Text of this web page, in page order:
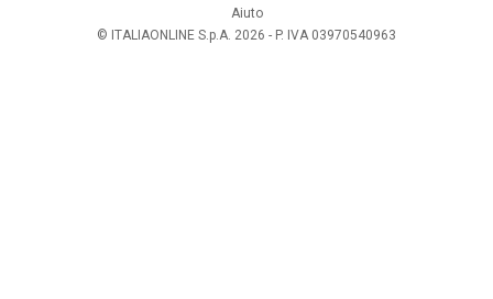
Aiuto
© ITALIAONLINE S.p.A. 2026 - P. IVA 03970540963